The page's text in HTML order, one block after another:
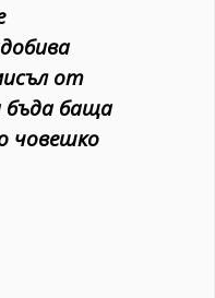
от
бъда баща
човешко